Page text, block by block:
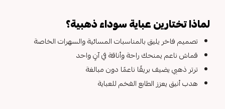
لماذا تختارين عباية سوداء ذهبية؟
تصميم فاخر يليق بالمناسبات المسائية والسهرات الخاصة
قماش ناعم يمنحك راحة وأناقة في آنٍ واحد
ترتر ذهبي يضيف بريقًا ناعمًا دون مبالغة
هدب أنيق يعزز الطابع الفخم للعباية